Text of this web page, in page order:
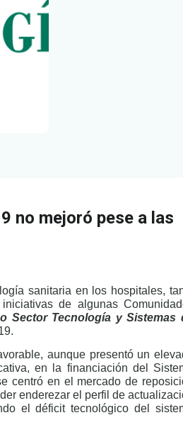
no mejoró pese a las
sanitaria en los hospitales,
de algunas
Sector Tecnología y Sistemas
aunque presentó un
en la financiación del
centró en el mercado de
enderezar el perfil de
el déficit tecnológico del